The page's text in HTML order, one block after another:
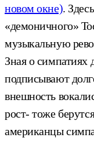
новом окне).
«демоничного»
музыкальную
Зная о
подписывают
внешность
рост- тоже
американцы